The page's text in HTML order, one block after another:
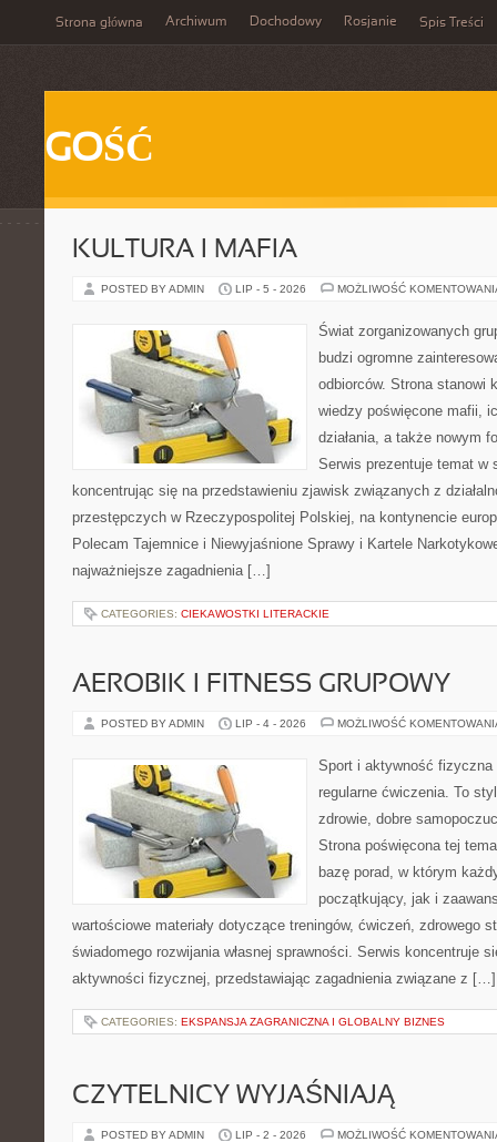
Strona główna Archiwum Dochodowy Rosjanie Spis Treści
GOŚĆ
KULTURA I MAFIA
POSTED BY ADMIN LIP - 5 - 2026 MOŻLIWOŚĆ
Świat zorganizowanych
budzi ogromne
odbiorców. Strona stanowi
wiedzy poświęcone mafii,
działania, a także nowym
Serwis prezentuje temat w
koncentrując się na przedstawieniu zjawisk związanych z
przestępczych w Rzeczypospolitej Polskiej, na kontynencie
Polecam Tajemnice i Niewyjaśnione Sprawy i Kartele
najważniejsze zagadnienia […]
CATEGORIES: CIEKAWOSTKI LITERACKIE
AEROBIK I FITNESS GRUPOWY
POSTED BY ADMIN LIP - 4 - 2026 MOŻLIWOŚĆ
Sport i aktywność
regularne ćwiczenia. To
zdrowie, dobre
Strona poświęcona tej
bazę porad, w którym
początkujący, jak i
wartościowe materiały dotyczące treningów, ćwiczeń, zdrowego
świadomego rozwijania własnej sprawności. Serwis koncentruje
aktywności fizycznej, przedstawiając zagadnienia związane z […]
CATEGORIES: EKSPANSJA ZAGRANICZNA I GLOBALNY BIZNES
CZYTELNICY WYJAŚNIAJĄ
POSTED BY ADMIN LIP - 2 - 2026 MOŻLIWOŚĆ